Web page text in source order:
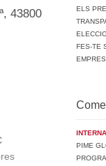
43800
ELS
FES-TE
PIME